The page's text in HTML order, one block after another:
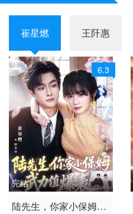
崔星燃 王阡惠
6.3
完结
2026 / 中国大陆 / 普通话
陆先生，你家小保姆武